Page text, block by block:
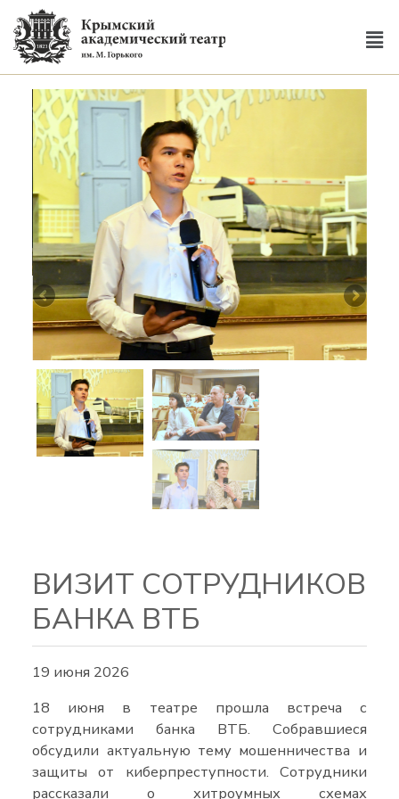
ВИЗИТ СОТРУДНИКОВ
БАНКА ВТБ
19 июня 2026
18 июня в театре прошла встреча с
сотрудниками банка ВТБ. Собравшиеся
обсудили актуальную тему мошенничества и
защиты от киберпреступности. Сотрудники
рассказали о хитроумных схемах